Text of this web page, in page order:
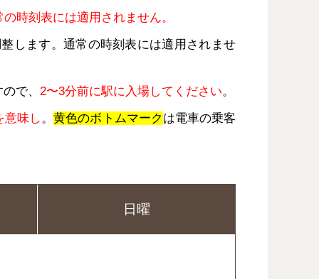
時刻表には適用されません。
します。通常の時刻表には適用されませ
で、 2〜3分前に駅に入場してください。
意味し。黄色のボトムマーク は電車の乗客
日曜